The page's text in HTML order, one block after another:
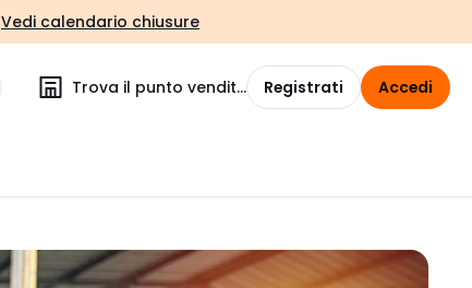
Vedi calendario chiusure
Trova il punto vendita Registrati Accedi